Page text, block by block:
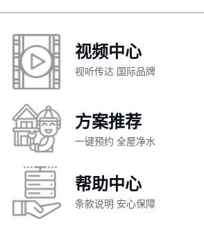
视频中心
视听传达 国际品牌
方案推荐
一键预约 全屋净水
帮助中心
条款说明 安心保障